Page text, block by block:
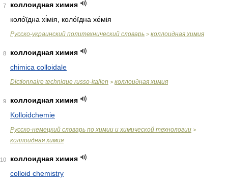
7
коллоидная химия
коло́їдна хі́мія, коло́їдна хе́мія
Русско-украинский политехнический словарь > коллоидная химия
8
коллоидная химия
chimica colloidale
Dictionnaire technique russo-italien > коллоидная химия
9
коллоидная химия
Kolloidchemie
Русско-немецкий словарь по химии и химической технологии >
коллоидная химия
10
коллоидная химия
colloid chemistry